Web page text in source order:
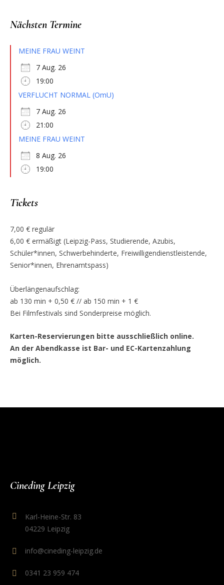
Nächsten Termine
MEINE FRAU WEINT
7 Aug. 26
19:00
VERFLUCHT NORMAL (OmU)
7 Aug. 26
21:00
MEINE FRAU WEINT
8 Aug. 26
19:00
Tickets
7,00 € regulär
6,00 € ermäßigt (Leipzig-Pass, Studierende, Azubis,
Schüler*innen, Schwerbehinderte, Freiwilligendienstleistende,
Senior*innen, Ehrenamtspass)
Überlängenaufschlag:
ab 130 min + 0,50 € // ab 150 min + 1 €
Bei Filmfestivals sind Sonderpreise möglich.
Karten-Reservierungen bitte ausschließlich online.
An der Abendkasse ist Bar- und EC-Kartenzahlung
möglich.
Cineding Leipzig
Karl-Heine-Str. 83
04229 Leipzig
info@cineding-leipzig.de
0341 23 959 474